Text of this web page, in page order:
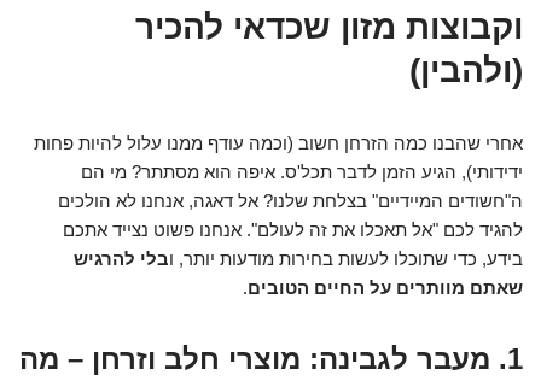
וקבוצות מזון שכדאי להכיר
(ולהבין)
אחרי שהבנו כמה הזרחן חשוב (וכמה עודף ממנו עלול להיות פחות
ידידותי), הגיע הזמן לדבר תכל'ס. איפה הוא מסתתר? מי הם
ה"חשודים המיידיים" בצלחת שלנו? אל דאגה, אנחנו לא הולכים
להגיד לכם "אל תאכלו את זה לעולם". אנחנו פשוט נצייד אתכם
בידע, כדי שתוכלו לעשות בחירות מודעות יותר, ובלי להרגיש
שאתם מוותרים על החיים הטובים.
1. מעבר לגבינה: מוצרי חלב וזרחן – מה